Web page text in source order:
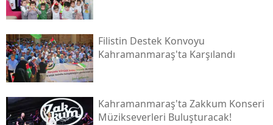
Filistin Destek Konvoyu
Kahramanmaraş'ta Karşılandı
Kahramanmaraş'ta Zakkum Konseri
Müzikseverleri Buluşturacak!